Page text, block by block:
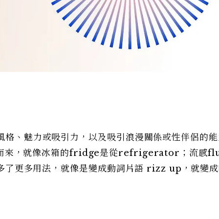
、魅力或吸引力，以及吸引浪漫關係或性伴侶的能
來，就像冰箱的fridge是從refrigerator；流感
更多用法，就像是變成動詞片語 rizz up，就變成